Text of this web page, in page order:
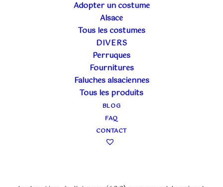
Adopter un costume
Alsace
Tous les costumes
DIVERS
Perruques
Fournitures
Faluches alsaciennes
Tous les produits
BLOG
FAQ
CONTACT
DOROTHY,
MAGICIEN D’OZ
60,00€
La location en boutique (40€) couvre 3 jours